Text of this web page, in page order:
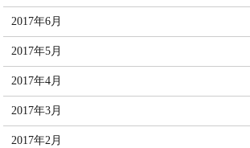
2017年6月
2017年5月
2017年4月
2017年3月
2017年2月